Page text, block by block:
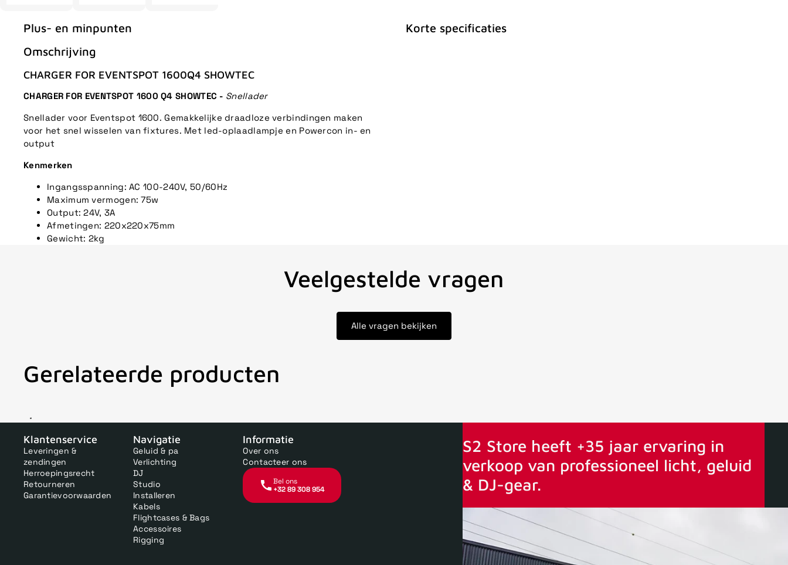
Plus- en minpunten
Omschrijving
CHARGER FOR EVENTSPOT 1600Q4 SHOWTEC
CHARGER FOR EVENTSPOT 1600 Q4 SHOWTEC - Snellader
Snellader voor Eventspot 1600. Gemakkelijke draadloze verbindingen maken
voor het snel wisselen van fixtures. Met led-oplaadlampje en Powercon in- en
output
Kenmerken
Ingangsspanning: AC 100-240V, 50/60Hz
Maximum vermogen: 75w
Output: 24V, 3A
Afmetingen: 220x220x75mm
Gewicht: 2kg
Korte specificaties
Veelgestelde vragen
Alle vragen bekijken
Gerelateerde producten
Voor 15uur besteld, zelfde dag verstuurd Echte winkel +35 jaar ervaring Vanaf 75€ gratis verstuurd
Klantenservice
Leveringen &
zendingen
Herroepingsrecht
Retourneren
Garantievoorwaarden
Navigatie
Geluid & pa
Verlichting
DJ
Studio
Installeren
Kabels
Flightcases & Bags
Accessoires
Rigging
Informatie
Over ons
Contacteer ons
Bel ons
+32 89 308 954
S2 Store heeft +35 jaar ervaring in
verkoop van professioneel licht, geluid
& DJ-gear.